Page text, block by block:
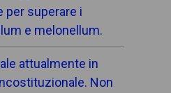
per superare i
e melonellum.
attualmente in
Non